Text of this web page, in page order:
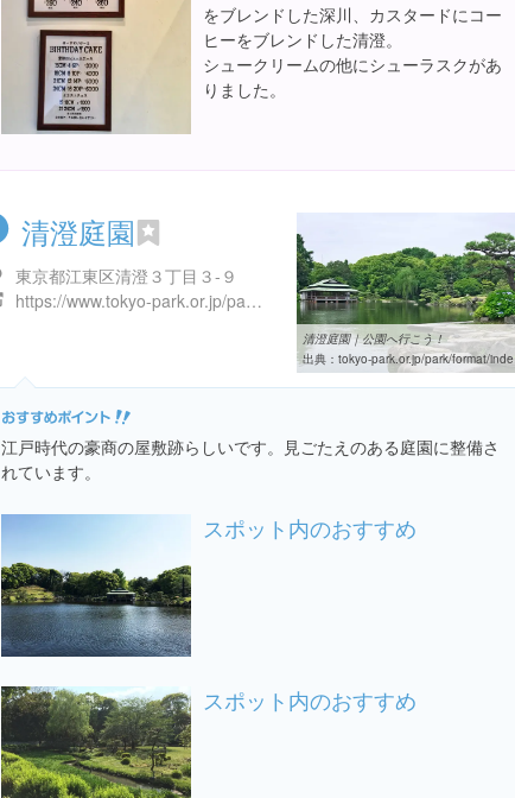
をブレンドした深川、カスタードにコー
ヒーをブレンドした清澄。
シュークリームの他にシューラスクがあ
りました。
清澄庭園
東京都江東区清澄３丁目３-９
https://www.tokyo-park.or.jp/park/format/index033.html
清澄庭園｜公園へ行こう！
出典： tokyo-park.or.jp/park/format/index033.html
江戸時代の豪商の屋敷跡らしいです。見ごたえのある庭園に整備さ
れています。
スポット内のおすすめ
スポット内のおすすめ